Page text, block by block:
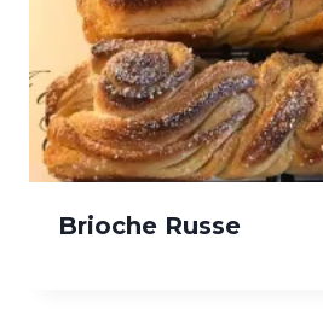
Brioche Russe